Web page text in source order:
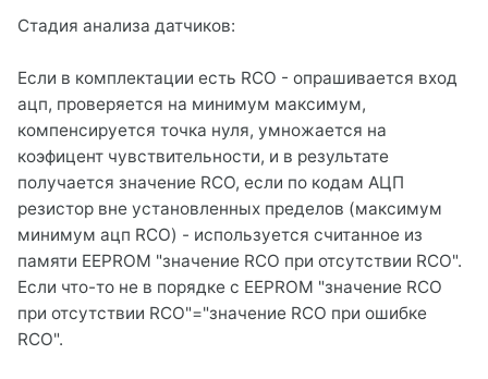
Стадия анализа датчиков:
Если в комплектации есть RCO - опрашивается вход
ацп, проверяется на минимум максимум,
компенсируется точка нуля, умножается на
коэфицент чувствительности, и в результате
получается значение RCO, если по кодам AЦП
резистор вне установленных пределов (максимум
минимум ацп RCO) - используется считанное из
памяти EEPROM "значение RCO при отсутствии RCO".
Если что-то не в порядке с EEPROM "значение RCO
при отсутствии RCO"="значение RCO при ошибке
RCO".